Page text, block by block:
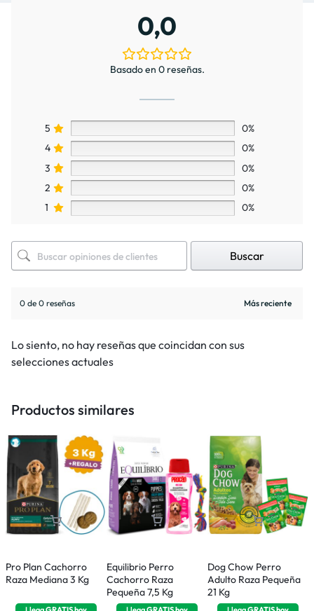
0,0
Basado en 0 reseñas.
5
0%
4
0%
3
0%
2
0%
1
0%
Buscar
0 de 0 reseñas
Lo siento, no hay reseñas que coincidan con sus
selecciones actuales
Productos similares
Pro Plan Cachorro
Raza Mediana 3 Kg
Equilibrio Perro
Cachorro Raza
Pequeña 7,5 Kg
Dog Chow Perro
Adulto Raza Pequeña
21 Kg